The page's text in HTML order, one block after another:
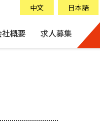
中文 日本語
社概要 求人募集